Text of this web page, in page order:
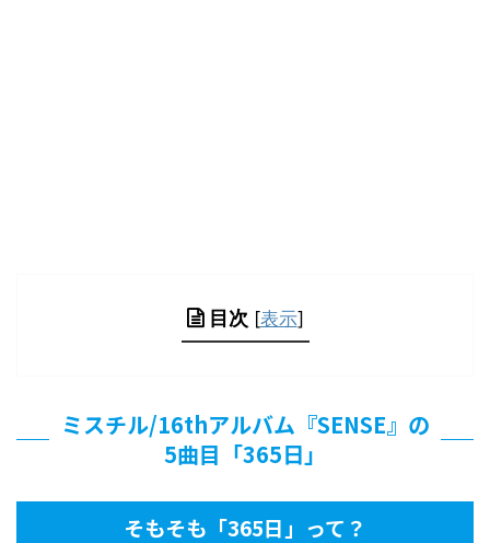
目次 [表示]
ミスチル/16thアルバム『SENSE』の
5曲目「365日」
そもそも「365日」って？